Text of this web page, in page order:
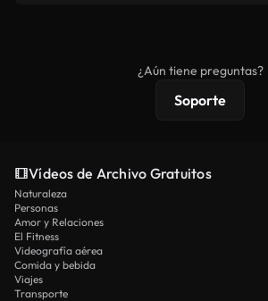
protecciones de licencia extendidas.
¿Aún tiene preguntas?
Soporte
Vídeos de Archivo Gratuitos
Naturaleza
Personas
Amor y Relaciones
El Fitness
Videografía aérea
Comida y bebida
Viajes
Transporte